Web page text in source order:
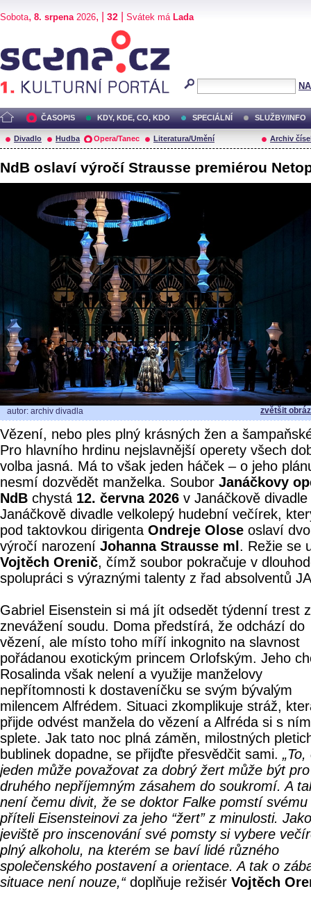
Sobota, 8. srpena2026, | 32 Svátek má Lada
ČASOPIS KDY, KDE, CO, KDO SPECIÁLNÍ SLUŽBY/INFO
Divadlo Hudba Opera/Tanec Literatura/Umění Archiv
NdB oslaví výročí Strausse premiérou
autor: archiv divadla zvětšit
Vězení, nebo ples plný krásných žen a
Pro hlavního hrdinu nejslavnější operety všech
volba jasná. Má to však jeden háček – o jeho
nesmí dozvědět manželka. Soubor Janáčkovy
NdB chystá 12. června 2026 v Janáčkově divadle
Janáčkově divadle velkolepý hudební večírek,
pod taktovkou dirigenta Ondreje Olose oslaví
výročí narození Johanna Strausse ml. Režie se
Vojtěch Orenič, čímž soubor pokračuje v
spolupráci s výraznými talenty z řad absolventů
Gabriel Eisenstein si má jít odsedět týdenní trest
znevážení soudu. Doma předstírá, že odchází do
vězení, ale místo toho míří inkognito na slavnost
pořádanou exotickým princem Orlofským. Jeho
Rosalinda však nelení a využije manželovy
nepřítomnosti k dostaveníčku se svým bývalým
milencem Alfrédem. Situaci zkomplikuje stráž,
přijde odvést manžela do vězení a Alfréda si s ním
splete. Jak tato noc plná záměn, milostných
bublinek dopadne, se přijďte přesvědčit sami. „To,
jeden může považovat za dobrý žert může být pro
druhého nepříjemným zásahem do soukromí. A
není čemu divit, že se doktor Falke pomstí svému
příteli Eisensteinovi za jeho “žert” z minulosti. Jako
jeviště pro inscenování své pomsty si vybere
plný alkoholu, na kterém se baví lidé různého
společenského postavení a orientace. A tak o
situace není nouze,“doplňuje režisér Vojtěch